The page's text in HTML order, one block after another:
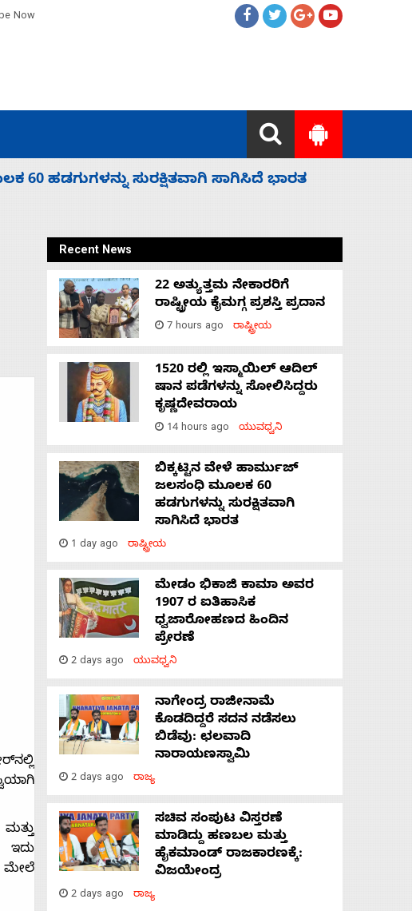
Now
ನಡೆಸಲು ಬಿಡೆವು: ಛಲವಾದಿ ನಾರಾಯಣಸ್ವಾಮಿ
ಇದು
ಮೇಲೆ
Recent News
22 ಅತ್ಯುತ್ತಮ ನೇಕಾರರಿಗೆ
ರಾಷ್ಟ್ರೀಯ ಕೈಮಗ್ಗ ಪ್ರಶಸ್ತಿ ಪ್ರದಾನ
7 hours ago ರಾಷ್ಟ್ರೀಯ
1520 ರಲ್ಲಿ ಇಸ್ಮಾಯಿಲ್ ಆದಿಲ್
ಷಾನ ಪಡೆಗಳನ್ನು ಸೋಲಿಸಿದ್ದರು
ಕೃಷ್ಣದೇವರಾಯ
14 hours ago ಯುವಧ್ವನಿ
ಬಿಕ್ಕಟ್ಟಿನ ವೇಳೆ ಹಾರ್ಮುಜ್
ಜಲಸಂಧಿ ಮೂಲಕ 60
ಹಡಗುಗಳನ್ನು ಸುರಕ್ಷಿತವಾಗಿ
ಸಾಗಿಸಿದೆ ಭಾರತ
1 day ago ರಾಷ್ಟ್ರೀಯ
ಮೇಡಂ ಭಿಕಾಜಿ ಕಾಮಾ ಅವರ
1907 ರ ಐತಿಹಾಸಿಕ
ಧ್ವಜಾರೋಹಣದ ಹಿಂದಿನ
ಪ್ರೇರಣೆ
2 days ago ಯುವಧ್ವನಿ
ನಾಗೇಂದ್ರ ರಾಜೀನಾಮೆ
ಕೊಡದಿದ್ದರೆ ಸದನ ನಡೆಸಲು
ಬಿಡೆವು: ಛಲವಾದಿ
ನಾರಾಯಣಸ್ವಾಮಿ
2 days ago ರಾಜ್ಯ
ಸಚಿವ ಸಂಪುಟ ವಿಸ್ತರಣೆ
ಮಾಡಿದ್ದು ಹಣಬಲ ಮತ್ತು
ಹೈಕಮಾಂಡ್ ರಾಜಕಾರಣಕ್ಕೆ:
ವಿಜಯೇಂದ್ರ
2 days ago ರಾಜ್ಯ